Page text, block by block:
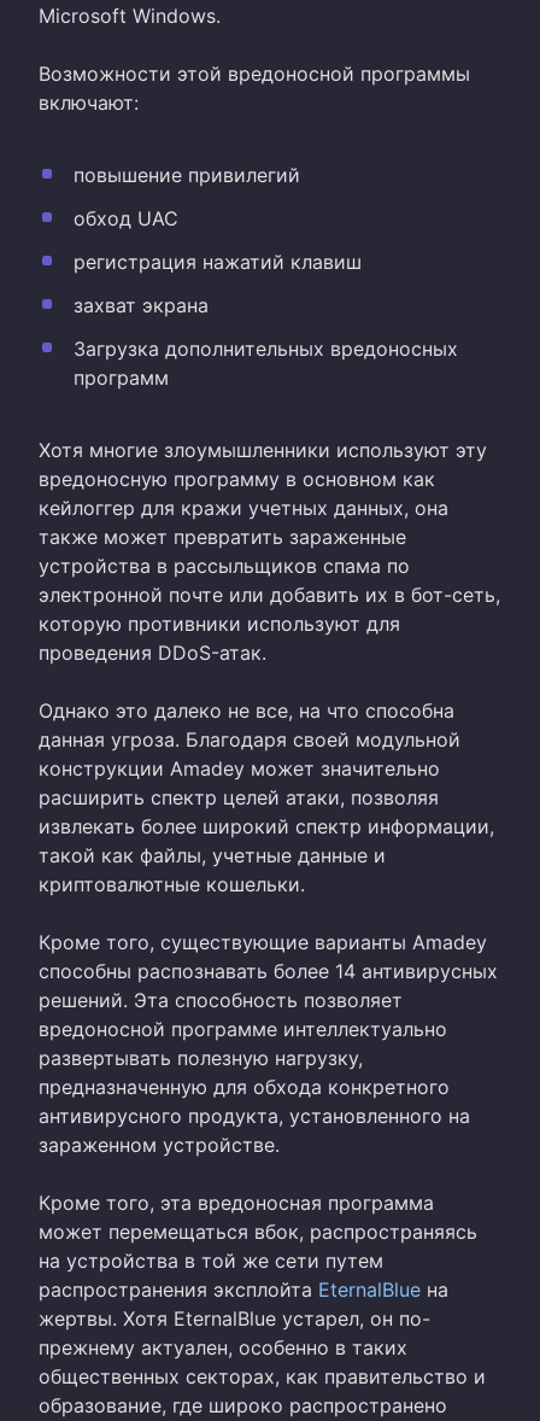
Microsoft Windows.
Возможности этой вредоносной программы
включают:
повышение привилегий
обход UAC
регистрация нажатий клавиш
захват экрана
Загрузка дополнительных вредоносных
программ
Хотя многие злоумышленники используют эту
вредоносную программу в основном как
кейлоггер для кражи учетных данных, она
также может превратить зараженные
устройства в рассыльщиков спама по
электронной почте или добавить их в бот-сеть,
которую противники используют для
проведения DDoS-атак.
Однако это далеко не все, на что способна
данная угроза. Благодаря своей модульной
конструкции Amadey может значительно
расширить спектр целей атаки, позволяя
извлекать более широкий спектр информации,
такой как файлы, учетные данные и
криптовалютные кошельки.
Кроме того, существующие варианты Amadey
способны распознавать более 14 антивирусных
решений. Эта способность позволяет
вредоносной программе интеллектуально
развертывать полезную нагрузку,
предназначенную для обхода конкретного
антивирусного продукта, установленного на
зараженном устройстве.
Кроме того, эта вредоносная программа
может перемещаться вбок, распространяясь
на устройства в той же сети путем
распространения эксплойта EternalBlue на
жертвы. Хотя EternalBlue устарел, он по-
прежнему актуален, особенно в таких
общественных секторах, как правительство и
образование, где широко распространено